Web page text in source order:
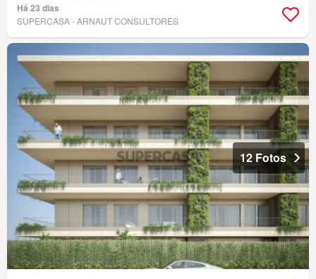
Há 23 dias
SUPERCASA - ARNAUT CONSULTORES
12 Fotos